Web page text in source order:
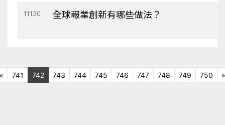
11130 全球報業創新有哪些做法？
« 上十頁
741 742 743 744 745 746 747 748 749 750 »